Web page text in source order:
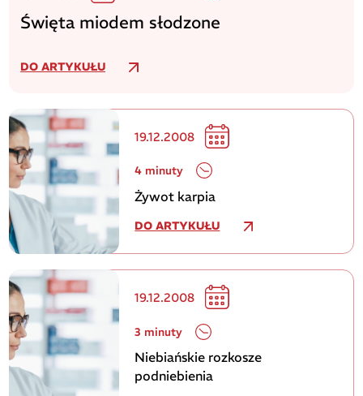
Święta miodem słodzone
DO ARTYKUŁU
19.12.2008
4 minuty
Żywot karpia
DO ARTYKUŁU
19.12.2008
3 minuty
Niebiańskie rozkosze
podniebienia